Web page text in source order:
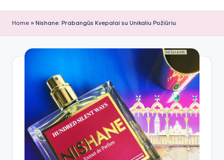
Home » Nishane: Prabangūs Kvepalai su Unikaliu Požiūriu